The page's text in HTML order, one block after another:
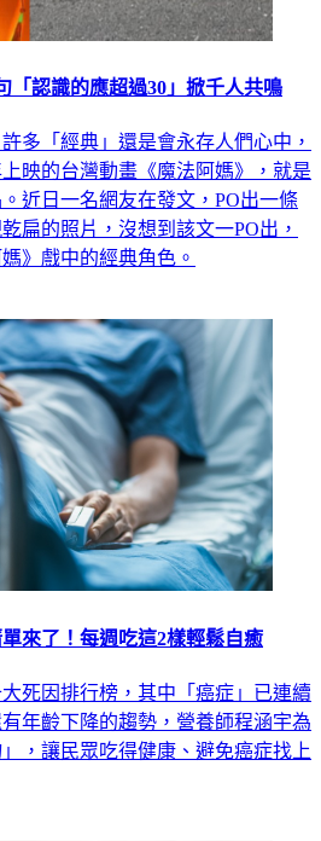
「認識的應超過30」掀千人共鳴
多「經典」還是會永存人們心中，
映的台灣動畫《魔法阿媽》，就是
近日一名網友在發文，PO出一條
扁的照片，沒想到該文一PO出，
》戲中的經典角色。
來了！每週吃這2樣輕鬆自癒
死因排行榜，其中「癌症」已連續
年齡下降的趨勢，營養師程涵宇為
，讓民眾吃得健康、避免癌症找上